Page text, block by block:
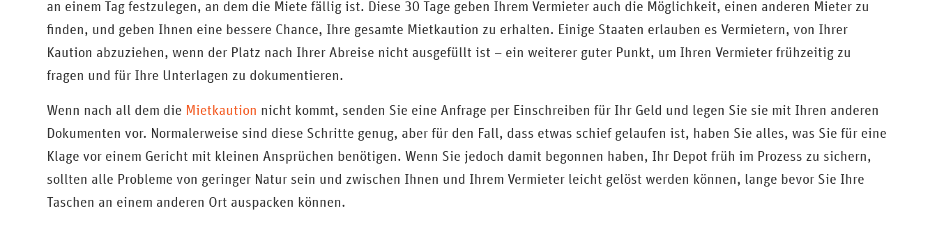
an einem Tag festzulegen, an dem die Miete fällig ist. Diese 30 Tage geben Ihrem Vermieter auch die Möglichkeit, einen anderen Mieter zu
finden, und geben Ihnen eine bessere Chance, Ihre gesamte Mietkaution zu erhalten. Einige Staaten erlauben es Vermietern, von Ihrer
Kaution abzuziehen, wenn der Platz nach Ihrer Abreise nicht ausgefüllt ist – ein weiterer guter Punkt, um Ihren Vermieter frühzeitig zu
fragen und für Ihre Unterlagen zu dokumentieren.
Wenn nach all dem die Mietkaution nicht kommt, senden Sie eine Anfrage per Einschreiben für Ihr Geld und legen Sie sie mit Ihren anderen
Dokumenten vor. Normalerweise sind diese Schritte genug, aber für den Fall, dass etwas schief gelaufen ist, haben Sie alles, was Sie für eine
Klage vor einem Gericht mit kleinen Ansprüchen benötigen. Wenn Sie jedoch damit begonnen haben, Ihr Depot früh im Prozess zu sichern,
sollten alle Probleme von geringer Natur sein und zwischen Ihnen und Ihrem Vermieter leicht gelöst werden können, lange bevor Sie Ihre
Taschen an einem anderen Ort auspacken können.